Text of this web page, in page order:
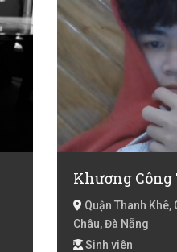
Quận Thanh Khê,
Châu, Đà Nẵng
Sinh viên